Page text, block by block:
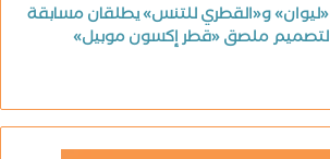
«ليوان» و«القطري للتنس» يطلقان مسابقة
لتصميم ملصق «قطر إكسون موبيل»